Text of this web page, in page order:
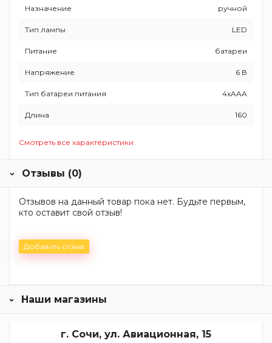
Назначение ручной
Тип лампы LED
Питание батареи
Напряжение 6 В
Тип батареи питания 4xAAA
Длина 160
Смотреть все характеристики
Отзывы (0)
Отзывов на данный товар пока нет. Будьте первым,
кто оставит свой отзыв!
Добавить отзыв
Наши магазины
г. Сочи, ул. Авиационная, 15